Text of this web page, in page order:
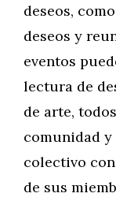
deseos,
deseos y
eventos
lectura de
de arte,
comunidad
colectivo
de sus